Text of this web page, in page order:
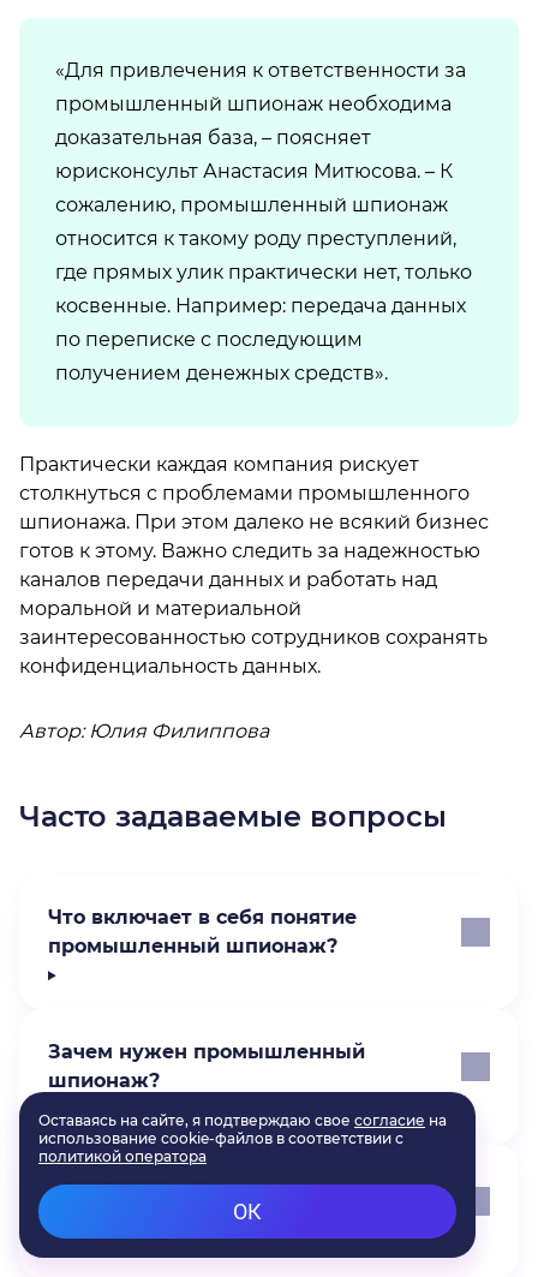
«Для привлечения к ответственности за
промышленный шпионаж необходима
доказательная база, – поясняет
юрисконсульт Анастасия Митюсова. – К
сожалению, промышленный шпионаж
относится к такому роду преступлений,
где прямых улик практически нет, только
косвенные. Например: передача данных
по переписке с последующим
получением денежных средств».
Практически каждая компания рискует
столкнуться с проблемами промышленного
шпионажа. При этом далеко не всякий бизнес
готов к этому. Важно следить за надежностью
каналов передачи данных и работать над
моральной и материальной
заинтересованностью сотрудников сохранять
конфиденциальность данных.
Автор: Юлия Филиппова
Часто задаваемые вопросы
Что включает в себя понятие
промышленный шпионаж?
Зачем нужен промышленный
шпионаж?
Сколько дают за промышленный